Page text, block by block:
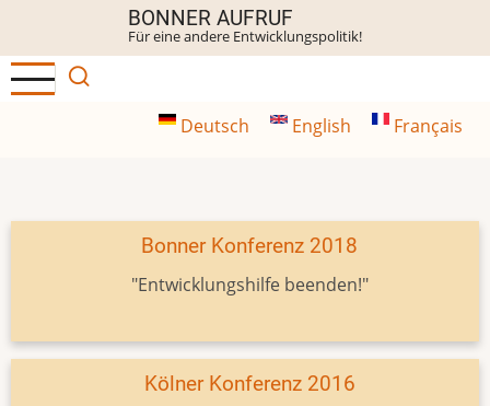
Inhalt
BONNER AUFRUF
Für eine andere Entwicklungspolitik!
Deutsch English Français
Bonner Konferenz 2018
"Entwicklungshilfe beenden!"
Kölner Konferenz 2016